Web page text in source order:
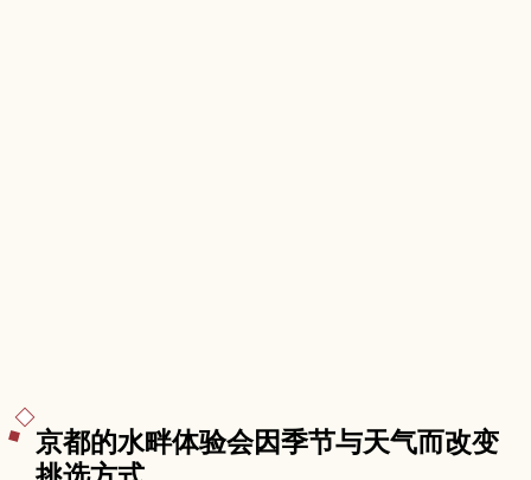
京都的水畔体验会因季节与天气而改变